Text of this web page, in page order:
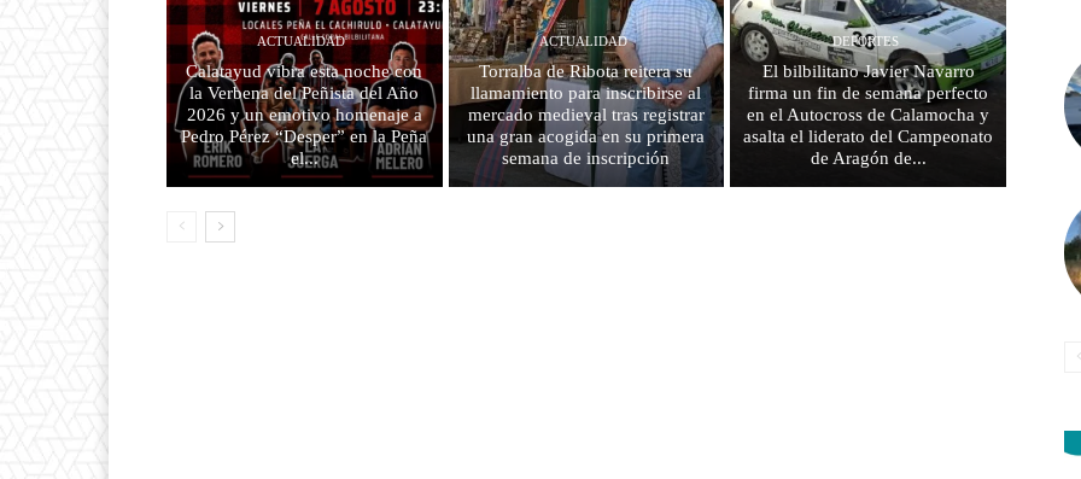
ACTUALIDAD
Calatayud vibra esta noche con
la Verbena del Peñista del Año
2026 y un emotivo homenaje a
Pedro Pérez “Desper” en la Peña
el...
ACTUALIDAD
Torralba de Ribota reitera su
llamamiento para inscribirse al
mercado medieval tras registrar
una gran acogida en su primera
semana de inscripción
DEPORTES
El bilbilitano Javier Navarro
firma un fin de semana perfecto
en el Autocross de Calamocha y
asalta el liderato del Campeonato
de Aragón de...